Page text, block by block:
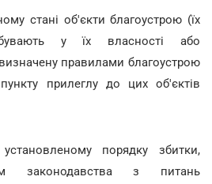
стані об'єкти благоустрою (їх
у їх власності або
правилами благоустрою
пункту прилеглу до цих об'єктів
порядку збитки,
законодавства з питань